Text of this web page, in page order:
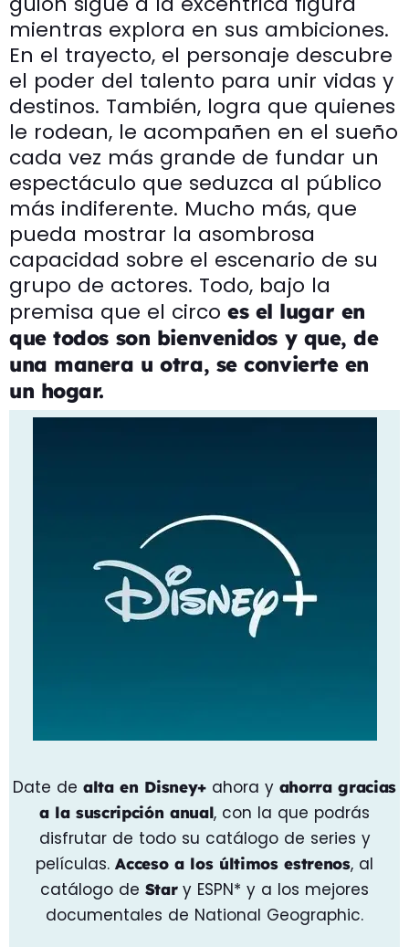
mientras explora en sus ambiciones.
En el trayecto, el personaje descubre
el poder del talento para unir vidas y
destinos. También, logra que quienes
le rodean, le acompañen en el sueño
cada vez más grande de fundar un
espectáculo que seduzca al público
más indiferente. Mucho más, que
pueda mostrar la asombrosa
capacidad sobre el escenario de su
grupo de actores. Todo, bajo la
premisa que el circo es el lugar en
que todos son bienvenidos y que, de
una manera u otra, se convierte en
un hogar.
Date de alta en Disney+ahora y ahorra gracias
a la suscripción anual, con la que podrás
disfrutar de todo su catálogo de series y
películas.Acceso a los últimos estrenos, al
catálogo de Stary ESPN* y a los mejores
documentales de National Geographic.